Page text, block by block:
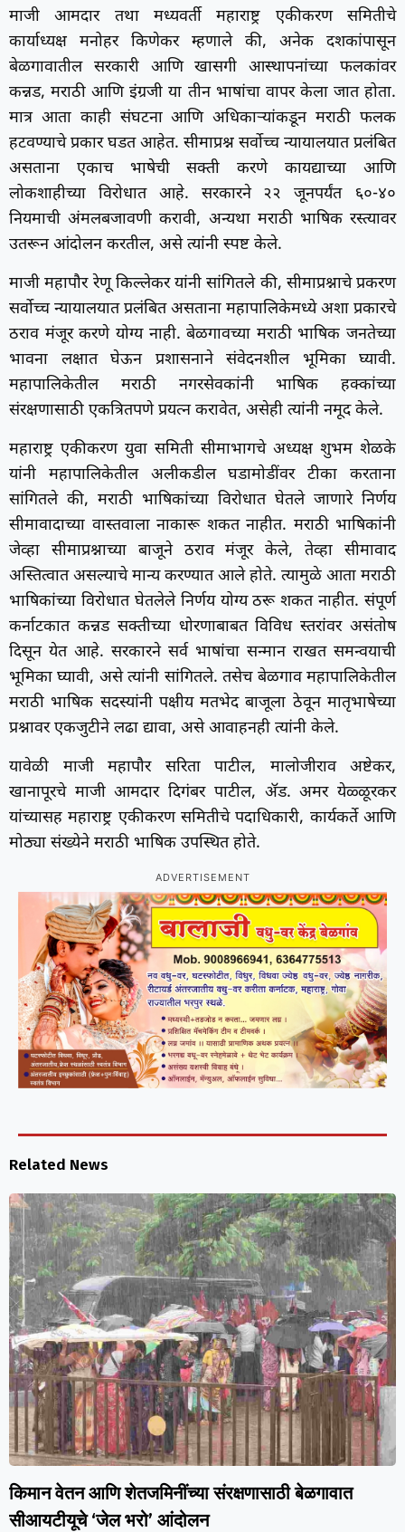
माजी आमदार तथा मध्यवर्ती महाराष्ट्र एकीकरण समितीचे
कार्याध्यक्ष मनोहर किणेकर म्हणाले की, अनेक दशकांपासून
बेळगावातील सरकारी आणि खासगी आस्थापनांच्या फलकांवर
कन्नड, मराठी आणि इंग्रजी या तीन भाषांचा वापर केला जात होता.
मात्र आता काही संघटना आणि अधिकाऱ्यांकडून मराठी फलक
हटवण्याचे प्रकार घडत आहेत. सीमाप्रश्न सर्वोच्च न्यायालयात प्रलंबित
असताना एकाच भाषेची सक्ती करणे कायद्याच्या आणि
लोकशाहीच्या विरोधात आहे. सरकारने २२ जूनपर्यंत ६०-४०
नियमाची अंमलबजावणी करावी, अन्यथा मराठी भाषिक रस्त्यावर
उतरून आंदोलन करतील, असे त्यांनी स्पष्ट केले.
माजी महापौर रेणू किल्लेकर यांनी सांगितले की, सीमाप्रश्नाचे प्रकरण
सर्वोच्च न्यायालयात प्रलंबित असताना महापालिकेमध्ये अशा प्रकारचे
ठराव मंजूर करणे योग्य नाही. बेळगावच्या मराठी भाषिक जनतेच्या
भावना लक्षात घेऊन प्रशासनाने संवेदनशील भूमिका घ्यावी.
महापालिकेतील मराठी नगरसेवकांनी भाषिक हक्कांच्या
संरक्षणासाठी एकत्रितपणे प्रयत्न करावेत, असेही त्यांनी नमूद केले.
महाराष्ट्र एकीकरण युवा समिती सीमाभागचे अध्यक्ष शुभम शेळके
यांनी महापालिकेतील अलीकडील घडामोडींवर टीका करताना
सांगितले की, मराठी भाषिकांच्या विरोधात घेतले जाणारे निर्णय
सीमावादाच्या वास्तवाला नाकारू शकत नाहीत. मराठी भाषिकांनी
जेव्हा सीमाप्रश्नाच्या बाजूने ठराव मंजूर केले, तेव्हा सीमावाद
अस्तित्वात असल्याचे मान्य करण्यात आले होते. त्यामुळे आता मराठी
भाषिकांच्या विरोधात घेतलेले निर्णय योग्य ठरू शकत नाहीत. संपूर्ण
कर्नाटकात कन्नड सक्तीच्या धोरणाबाबत विविध स्तरांवर असंतोष
दिसून येत आहे. सरकारने सर्व भाषांचा सन्मान राखत समन्वयाची
भूमिका घ्यावी, असे त्यांनी सांगितले. तसेच बेळगाव महापालिकेतील
मराठी भाषिक सदस्यांनी पक्षीय मतभेद बाजूला ठेवून मातृभाषेच्या
प्रश्नावर एकजुटीने लढा द्यावा, असे आवाहनही त्यांनी केले.
यावेळी माजी महापौर सरिता पाटील, मालोजीराव अष्टेकर,
खानापूरचे माजी आमदार दिगंबर पाटील, ॲड. अमर येळ्ळूरकर
यांच्यासह महाराष्ट्र एकीकरण समितीचे पदाधिकारी, कार्यकर्ते आणि
मोठ्या संख्येने मराठी भाषिक उपस्थित होते.
ADVERTISEMENT
Related News
किमान वेतन आणि शेतजमिनींच्या संरक्षणासाठी बेळगावात
सीआयटीयूचे ‘जेल भरो’ आंदोलन